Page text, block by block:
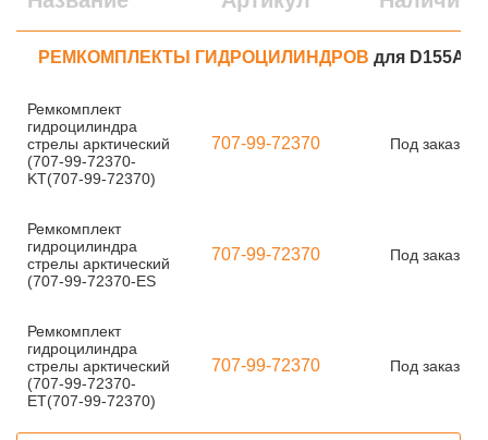
РЕМКОМПЛЕКТЫ ГИДРОЦИЛИНДРОВ для D155AX-
Ремкомплект
гидроцилиндра
стрелы арктический
(707-99-72370-
KT(707-99-72370)
707-99-72370 Под заказ
Ремкомплект
гидроцилиндра
стрелы арктический
(707-99-72370-ES
707-99-72370 Под заказ
Ремкомплект
гидроцилиндра
стрелы арктический
(707-99-72370-
ET(707-99-72370)
707-99-72370 Под заказ